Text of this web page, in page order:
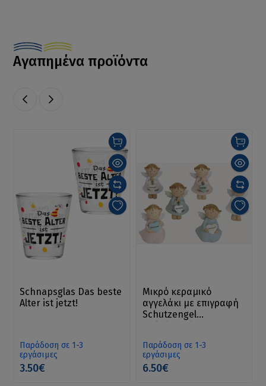
Αγαπημένα προϊόντα
Schnapsglas Das beste
Alter ist jetzt!
Παράδοση σε 1-3
εργάσιμες
3.50€
Μικρό κεραμικό
αγγελάκι με επιγραφή
Schutzengel
Παράδοση σε 1-3
εργάσιμες
6.50€